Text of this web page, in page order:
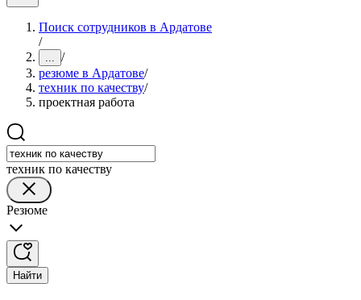
Поиск сотрудников в Ардатове
/
... /
резюме в Ардатове/
техник по качеству/
проектная работа
техник по качеству
Резюме
Найти